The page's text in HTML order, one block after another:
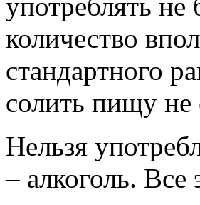
количество
стандартного
солить пищу не
Нельзя
– алкоголь.